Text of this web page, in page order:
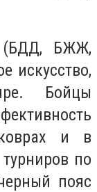
(БДД, БЖЖ,
искусство,
Бойцы
и в
по
пояс